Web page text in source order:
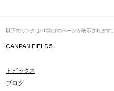
以下のリンクはPC向けのページが表示されます。
CANPAN FIELDS
トピックス
ブログ